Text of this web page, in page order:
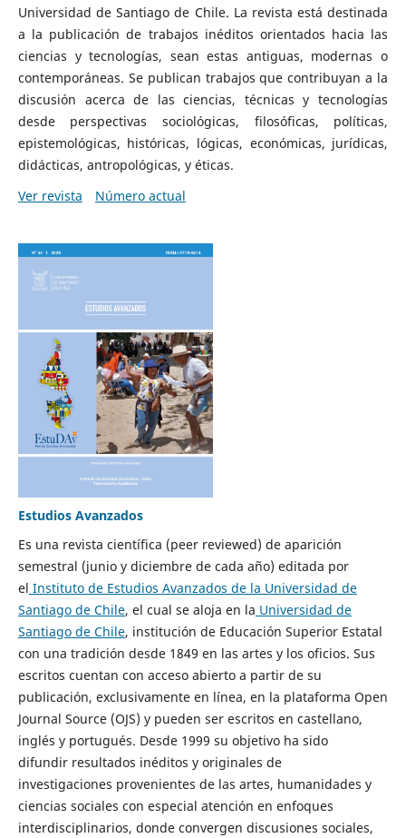
Universidad de Santiago de Chile. La revista está destinada
a la publicación de trabajos inéditos orientados hacia las
ciencias y tecnologías, sean estas antiguas, modernas o
contemporáneas. Se publican trabajos que contribuyan a la
discusión acerca de las ciencias, técnicas y tecnologías
desde perspectivas sociológicas, filosóficas, políticas,
epistemológicas, históricas, lógicas, económicas, jurídicas,
didácticas, antropológicas, y éticas.
Ver revista
Número actual
Estudios Avanzados
Es una revista científica (peer reviewed) de aparición
semestral (junio y diciembre de cada año) editada por
el Instituto de Estudios Avanzados de la Universidad de
Santiago de Chile, el cual se aloja en la Universidad de
Santiago de Chile, institución de Educación Superior Estatal
con una tradición desde 1849 en las artes y los oficios. Sus
escritos cuentan con acceso abierto a partir de su
publicación, exclusivamente en línea, en la plataforma Open
Journal Source (OJS) y pueden ser escritos en castellano,
inglés y portugués. Desde 1999 su objetivo ha sido
difundir resultados inéditos y originales de
investigaciones provenientes de las artes, humanidades y
ciencias sociales con especial atención en enfoques
interdisciplinarios, donde convergen discusiones sociales,